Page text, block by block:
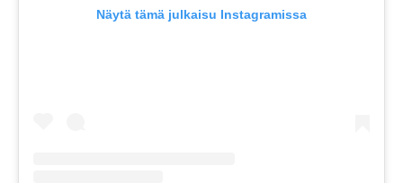
Näytä tämä julkaisu Instagramissa